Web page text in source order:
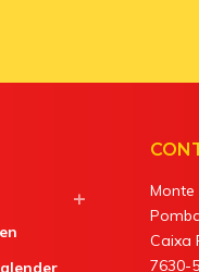
Caixa
7630-